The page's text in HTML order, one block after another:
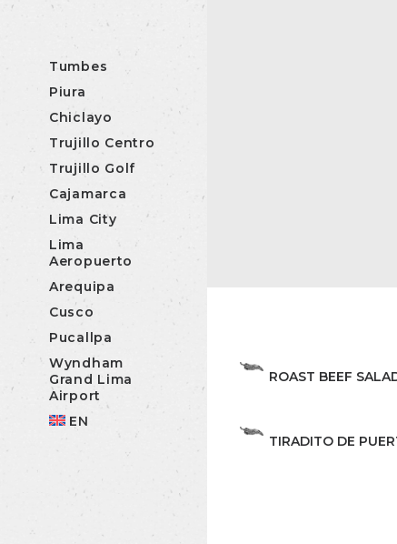
Tumbes
Piura
Chiclayo
Trujillo Centro
Trujillo Golf
Cajamarca
Lima City
Lima
Aeropuerto
Arequipa
Cusco
Pucallpa
Wyndham
Grand Lima
Airport
EN
ROAST BEEF
TIRADITO DE